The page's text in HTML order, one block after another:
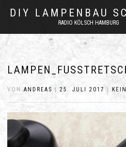
DIY LAMPENBAU
RADIO KÖLSCH HAMBURG
VONANDREAS 25. JULI 2017